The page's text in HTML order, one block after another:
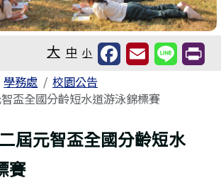
大 中 小
學務處
校園公告
盃全國分齡短水道游泳錦標賽
屆元智盃全國分齡短水
賽